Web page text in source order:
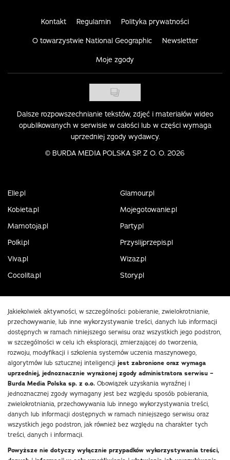
Kontakt Regulamin Polityka prywatności
O towarzystwie National Geographic Newsletter
Moje zgody
Dalsze rozpowszechnianie tekstów, zdjęć i materiałów wideo
opublikowanych w serwisie w całości lub w części wymaga
uprzedniej zgody wydawcy.
© BURDA MEDIA POLSKA SP. Z O. O. 2026
Elle.pl
Glamour.pl
Kobieta.pl
Mojegotowanie.pl
Mamotoja.pl
Party.pl
Polki.pl
Przyslijprzepis.pl
Viva.pl
Wizaz.pl
Cocolita.pl
Story.pl
Jakiekolwiek aktywności, w szczególności: pobieranie, zwielokrotnianie,
przechowywanie, lub inne wykorzystywanie treści, danych lub informacji
dostępnych w ramach niniejszego serwisu oraz wszystkich jego podstron,
w szczególności w celu ich eksploracji, zmierzającej do tworzenia,
rozwoju, modyfikacji i szkolenia systemów uczenia maszynowego,
algorytmów lub sztucznej inteligencji jest zabronione oraz wymaga
uprzedniej, jednoznacznie wyrażonej zgody administratora serwisu –
Burda Media Polska sp. z o.o. Obowiązek uzyskania wyraźnej i
jednoznacznej zgody wymagany jest bez względu sposób pobierania,
zwielokrotniania, przechowywania lub innego wykorzystywania treści,
danych lub informacji dostępnych w ramach niniejszego serwisu oraz
wszystkich jego podstron, jak również bez względu na charakter tych
treści, danych i informacji.
Powyższe nie dotyczy wyłącznie przypadków wykorzystywania treści,